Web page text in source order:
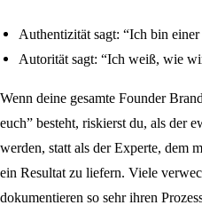
Authentizität sagt: “Ich bin
Autorität sagt: “Ich weiß, wie
Wenn deine gesamte Founder
euch” besteht, riskierst du, als der
werden, statt als der Experte, dem
ein Resultat zu liefern. Viele
dokumentieren so sehr ihren